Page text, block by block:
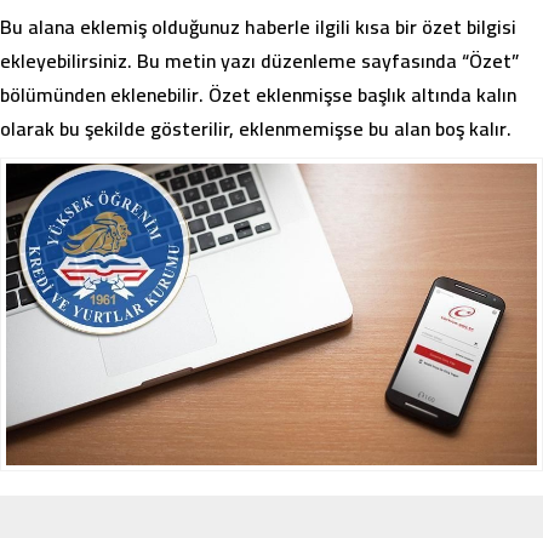
Bu alana eklemiş olduğunuz haberle ilgili kısa bir özet bilgisi
ekleyebilirsiniz. Bu metin yazı düzenleme sayfasında “Özet”
bölümünden eklenebilir. Özet eklenmişse başlık altında kalın
olarak bu şekilde gösterilir, eklenmemişse bu alan boş kalır.